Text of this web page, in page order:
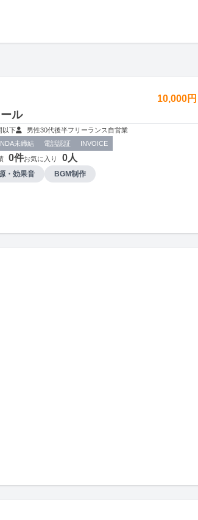
10,000円
ル
以下 男性30代後半フリーランス 自営業
NDA未締結 電話認証 INVOICE
0件お気に入り 0人
・効果音 BGM制作